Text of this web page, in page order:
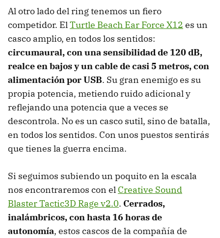
Al otro lado del ring tenemos un fiero
competidor. El Turtle Beach Ear Force X12 es un
casco amplio, en todos los sentidos:
circumaural, con una sensibilidad de 120 dB,
realce en bajos y un cable de casi 5 metros, con
alimentación por USB. Su gran enemigo es su
propia potencia, metiendo ruido adicional y
reflejando una potencia que a veces se
descontrola. No es un casco sutil, sino de batalla,
en todos los sentidos. Con unos puestos sentirás
que tienes la guerra encima.
Si seguimos subiendo un poquito en la escala
nos encontraremos con el Creative Sound
Blaster Tactic3D Rage v2.0. Cerrados,
inalámbricos, con hasta 16 horas de
autonomía, estos cascos de la compañía de